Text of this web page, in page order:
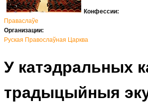
Конфессии:
Праваслаўе
Организации:
Руская Правослаўная Царква
У катэдральных
традыцыйныя